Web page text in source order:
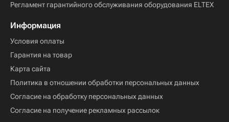
Регламент гарантийного обслуживания оборудования ELTEX
Информация
Условия оплаты
Гарантия на товар
Карта сайта
Политика в отношении обработки персональных данных
Согласие на обработку персональных данных
Согласие на получение рекламных рассылок